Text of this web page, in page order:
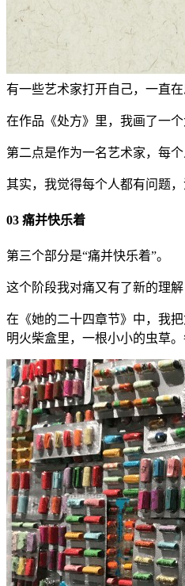
有一些艺术家打开自己，一直
在作品《处方》里，我画了一
第二点是作为一名艺术家，每
其实，我觉得每个人都有问题
03 痛并快乐着
第三个部分是“痛并快乐着”。
这个阶段我对痛又有了新的理
在《她的二十四章节》中，我
明火柴盒里，一根小小的虫草